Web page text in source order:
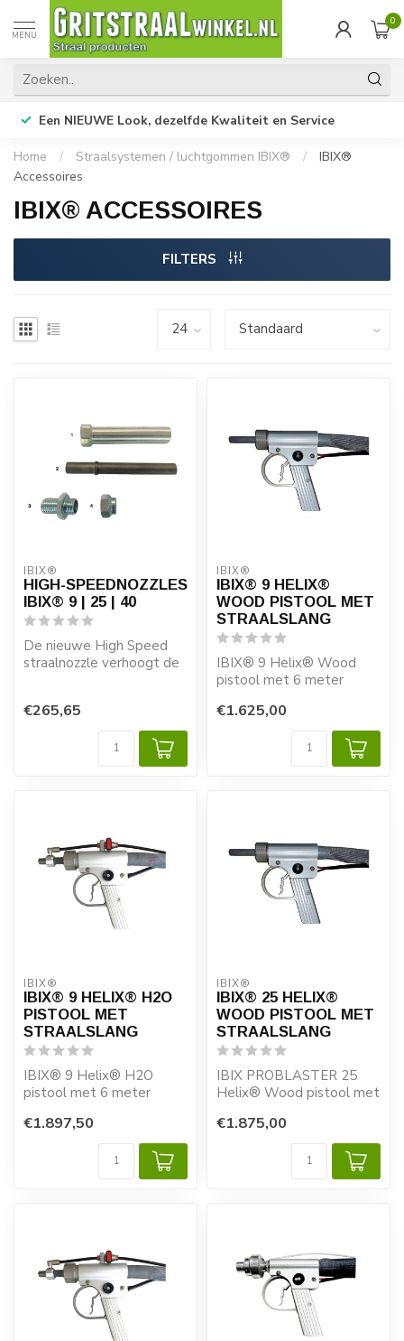
MENU
0
Een NIEUWE Look, dezelfde Kwaliteit en Service
Home / Straalsystemen / luchtgommen IBIX® /
IBIX®
Accessoires
IBIX® ACCESSOIRES
FILTERS
IBIX®
HIGH-SPEEDNOZZLES
IBIX® 9 | 25 | 40
De nieuwe High Speed
straalnozzle verhoogt de
€265,65
IBIX®
IBIX® 9 HELIX®
WOOD PISTOOL MET
STRAALSLANG
IBIX® 9 Helix® Wood
pistool met 6 meter
€1.625,00
IBIX®
IBIX® 9 HELIX® H2O
PISTOOL MET
STRAALSLANG
IBIX® 9 Helix® H2O
pistool met 6 meter
€1.897,50
IBIX®
IBIX® 25 HELIX®
WOOD PISTOOL MET
STRAALSLANG
IBIX PROBLASTER 25
Helix® Wood pistool met
€1.875,00